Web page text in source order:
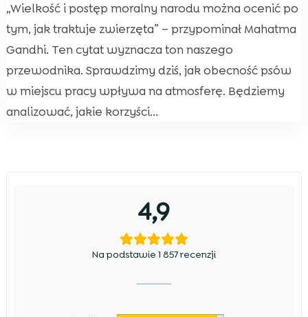
„Wielkość i postęp moralny narodu można ocenić po
tym, jak traktuje zwierzęta” – przypominał Mahatma
Gandhi. Ten cytat wyznacza ton naszego
przewodnika. Sprawdzimy dziś, jak obecność psów
w miejscu pracy wpływa na atmosferę. Będziemy
analizować, jakie korzyści...
4,9
Na podstawie 1 857 recenzji